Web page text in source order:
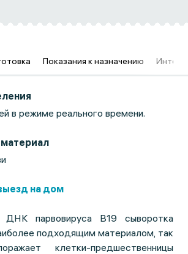
Показания к назначению
в режиме реального времени.
на дом
парвовируса В19 сыворотка
подходящим материалом, так
клетки-предшественницы